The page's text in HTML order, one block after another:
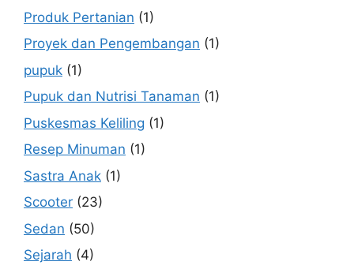
Produk Pertanian (1)
Proyek dan Pengembangan (1)
pupuk (1)
Pupuk dan Nutrisi Tanaman (1)
Puskesmas Keliling (1)
Resep Minuman (1)
Sastra Anak (1)
Scooter (23)
Sedan (50)
Sejarah (4)